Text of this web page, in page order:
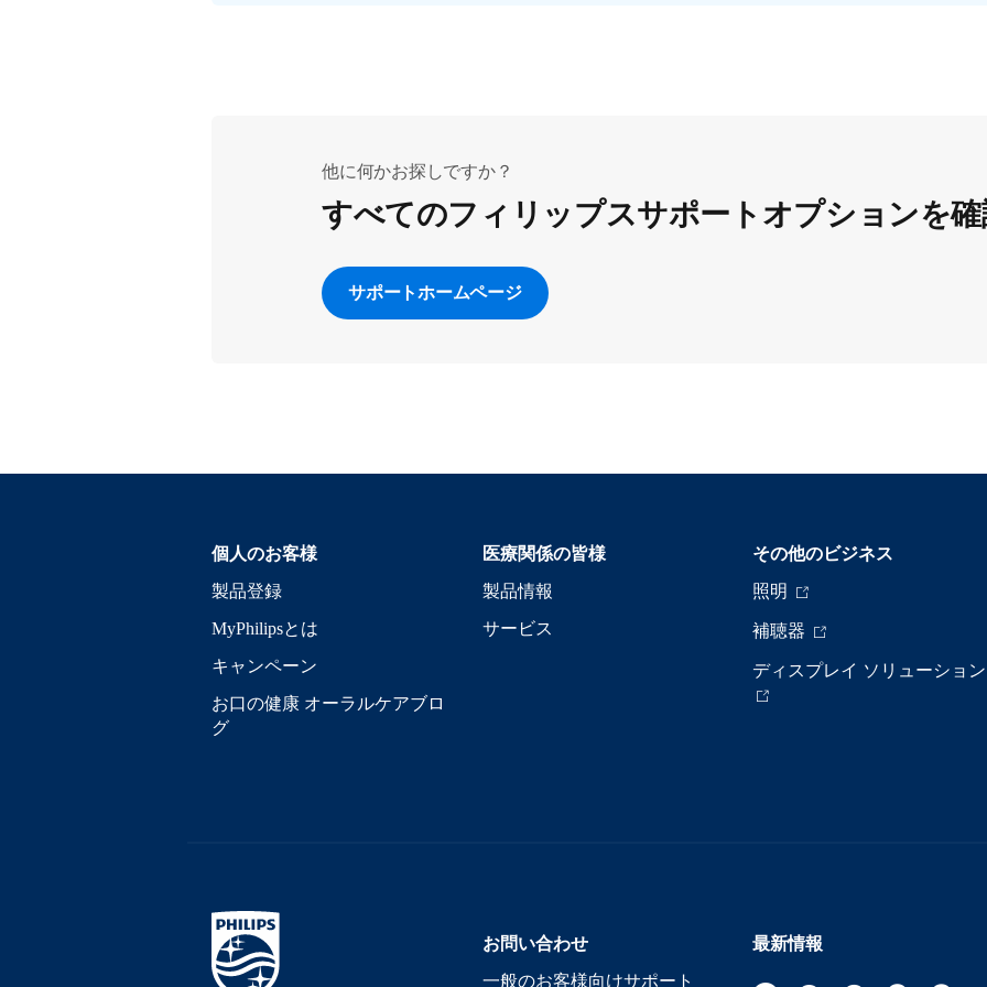
他に何かお探しですか？
すべてのフィリップスサポートオプションを
サポートホームページ
個人のお客様
製品登録
MyPhilipsとは
キャンペーン
お口の健康 オーラルケアブロ
グ
医療関係の皆様
製品情報
サービス
その他のビジネス
照明
補聴器
ディスプレイ ソリューション
お問い合わせ
一般のお客様向けサポート
最新情報